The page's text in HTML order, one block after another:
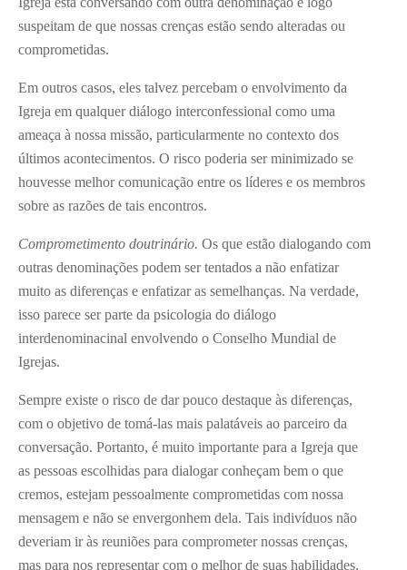
suspeitam de que nossas crenças estão sendo alteradas ou
comprometidas.
Em outros casos, eles talvez percebam o envolvimento da
Igreja em qualquer diálogo interconfessional como uma
ameaça à nossa missão, particularmente no contexto dos
últimos acontecimentos. O risco poderia ser minimizado se
houvesse melhor comunicação entre os líderes e os membros
sobre as razões de tais encontros.
Comprometimento doutrinário. Os que estão dialogando com
outras denominações podem ser tentados a não enfatizar
muito as diferenças e enfatizar as semelhanças. Na verdade,
isso parece ser parte da psicologia do diálogo
interdenominacinal envolvendo o Conselho Mundial de
Igrejas.
Sempre existe o risco de dar pouco destaque às diferenças,
com o objetivo de tomá-las mais palatáveis ao parceiro da
conversação. Portanto, é muito importante para a Igreja que
as pessoas escolhidas para dialogar conheçam bem o que
cremos, estejam pessoalmente comprometidas com nossa
mensagem e não se envergonhem dela. Tais indivíduos não
deveriam ir às reuniões para comprometer nossas crenças,
mas para nos representar com o melhor de suas habilidades.